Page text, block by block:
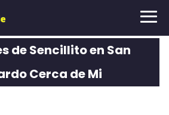
de Sencillito en San
Cerca de Mi